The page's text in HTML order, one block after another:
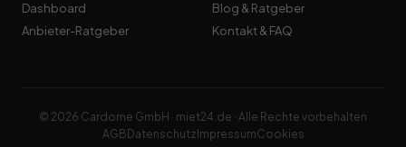
Dashboard
Anbieter-Ratgeber
Blog & Ratgeber
Kontakt & FAQ
© 2026 Cardome GmbH · miet24.de · Alle Rechte vorbehalten
AGB Datenschutz ImpressumCookies